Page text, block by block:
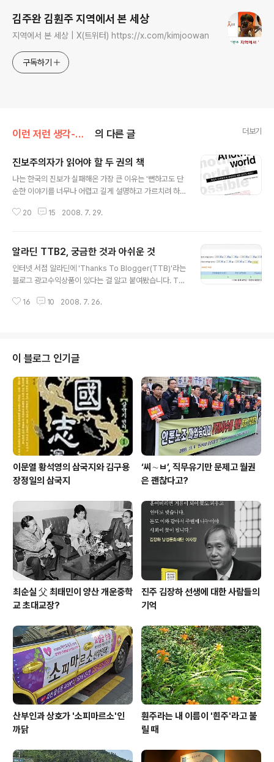
김주완 김훤주 지역에서 본 세상
지역에서 본 세상 | X(트위터) https://x.com/kimjoowan
구독하기
이런 저런 생각-김주완 의 다른 글 더보기
진보주의자가 읽어야 할 두 권의 책
나는 한국의 진보가 실패해온 가장 큰 이유는 '뻔하고도 단
순한 이야기를 너무나 어렵고 길게 설명하고 가르치려 하
내 생각에 확신을 갖게 됐다. '미국의 진보 세력은 왜 선거
는 책과 '폭압적 신자유주의 세계화에 대한 실천적 제안
서'라는 부제가 붙은 [수전조지의 Another world](수전
조지 지음, 정성훈 옮김, 산지니)라는 책이다. 진보의 실패
있었던 이유는 '복잡하고 어려운 이야기를 너무나 쉬운 단
20 15 2008. 7. 29.
알라딘 TTB2, 궁금한 것과 아쉬운 것
인터넷 서점 알라딘에 'Thanks To Blogger(TTB)'라는
블로그 광고수익상품이 있다는 걸 알고 붙여봤습니다. TT
운 방식이더군요. 광고로 수익을 올리는 게 목적일 수도 있
는 편이어서 이왕 사는 책이라면 제 블로그 광고링크를 통
하는 게 더욱 좋겠다는 생각도 했습니다. 그래서 7월 2일
곧바로 TTB2에 가입을 했고, 광고채널을 만들어 블로그
에 붙여넣었습니다. 광고타입은 '일반광고'를 선택했고, 노
출타입은 '직접 선택한 상품들 중 랜덤하게 노출'을 택했습
니다. 그리고 나서..
16 10 2008. 7. 26.
이 블로그 인기글
이문열 황석영의 삼국지와 김구용
장정일의 삼국지
‘씨∼ㅂ’, 직무유기만 문제고 월권
은 괜찮다고?
최순실 父 최태민이 양산 개운중학
교 초대교장?
진주 김장하 선생에 대한 사람들의
기억
산부인과 상호가 '소피마르소'인
까닭
훤주라는 내 이름이 '흰주'라고 불
릴 때